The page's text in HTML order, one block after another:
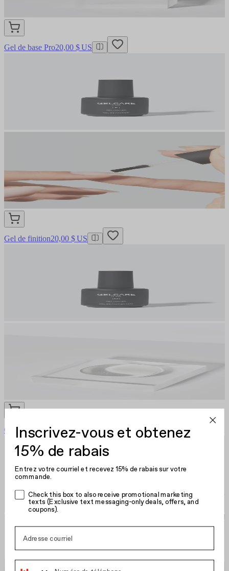
Gel de base Pro20,00 $ US
Gel de finition20,00 $ US
Gel de finition mat20,00 $ US
Inscrivez-vous et obtenez
15% de rabais
Entrez votre courriel et recevez 15% de rabais sur votre
commande.
Check this box to also receive promotional marketing
texts (Exclusive text messaging-only deals, offers, and
coupons).
Phone Number